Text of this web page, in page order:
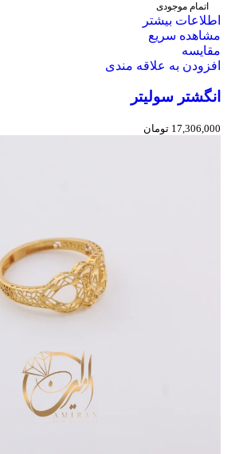
اتمام موجودی
اطلاعات بیشتر
مشاهده سریع
مقایسه
افزودن به علاقه مندی
انگشتر سولیتر
17,306,000 تومان